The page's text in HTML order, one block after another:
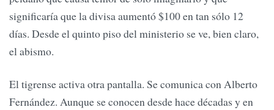
significaría que la divisa aumentó $100 en tan sólo 12
días. Desde el quinto piso del ministerio se ve, bien claro,
el abismo.
El tigrense activa otra pantalla. Se comunica con Alberto
Fernández. Aunque se conocen desde hace décadas y en